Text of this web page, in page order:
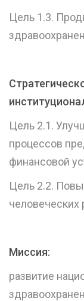
Цель 1.3.
Цель 2.1.
процессов
финансовой
Цель 2.2.
Миссия:
развитие